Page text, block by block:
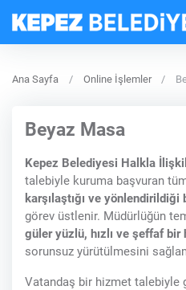
Ana Sayfa Online İşlemler
Beyaz Masa
Kepez Belediyesi Halkla
talebiyle kuruma başvuran
karşılaştığı ve yönlendirildiği
görev üstlenir. Müdürlüğün
güler yüzlü, hızlı ve şeffaf bir
sorunsuz yürütülmesini
Vatandaş bir hizmet talebiyle